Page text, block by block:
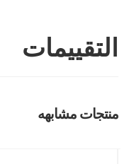
التقييمات
منتجات مشابهه